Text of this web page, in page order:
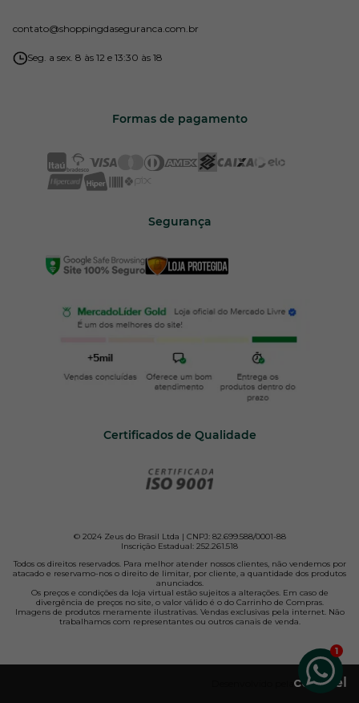
contato@shoppingdaseguranca.com.br
Seg. a sex. 8 às 12 e 13:30 às 18
Formas de pagamento
Segurança
Certificados de Qualidade
© 2024 Zeus do Brasil Ltda | CNPJ: 82.699.588/0001-88
Inscrição Estadual: 252.261.518
Todos os direitos reservados. Para melhor atender nossos clientes, não vendemos por
atacado e reservamo-nos o direito de limitar, por cliente, a quantidade dos produtos
anunciados.
Os preços e condições da loja virtual estão sujeitos a alterações. Em caso de
divergência de preços no site, o valor válido é o do Carrinho de Compras.
Imagens de produtos meramente ilustrativas. Vendas exclusivas pela internet. Não
trabalhamos com representantes ou outros canais de venda.